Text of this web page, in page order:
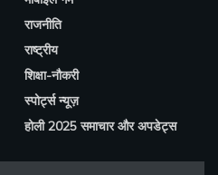
राजनीति
राष्ट्रीय
शिक्षा-नौकरी
स्पोर्ट्स न्यूज़
होली 2025 समाचार और अपडेट्स